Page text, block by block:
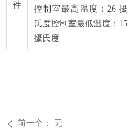
件
控制室最高温度：26 摄
氏度控制室最低温度：15
摄氏度
ꄴ 前一个： 无